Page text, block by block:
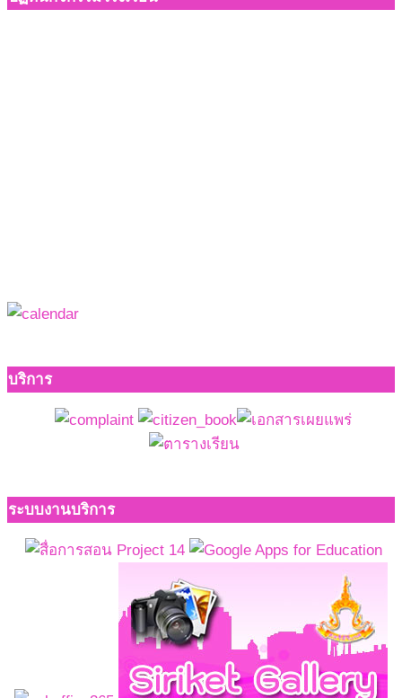
บริการ
ระบบงานบริการ